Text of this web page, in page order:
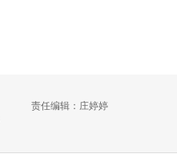
责任编辑：庄婷婷